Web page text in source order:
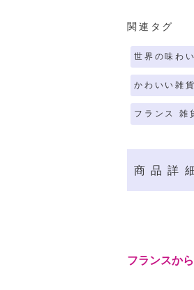
関連タグ
世界の味わ
かわいい雑貨
フランス 雑
商品詳
フランスか